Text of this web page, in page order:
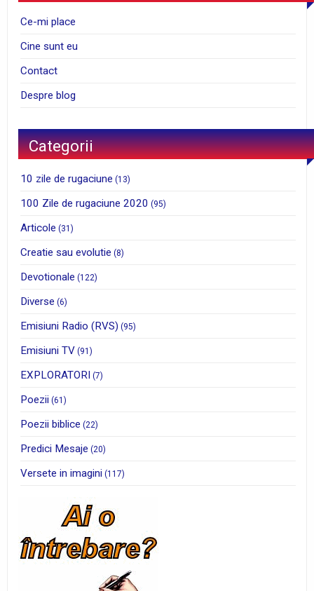
Ce-mi place
Cine sunt eu
Contact
Despre blog
Categorii
10 zile de rugaciune (13)
100 Zile de rugaciune 2020 (95)
Articole (31)
Creatie sau evolutie (8)
Devotionale (122)
Diverse (6)
Emisiuni Radio (RVS) (95)
Emisiuni TV (91)
EXPLORATORI (7)
Poezii (61)
Poezii biblice (22)
Predici Mesaje (20)
Versete in imagini (117)